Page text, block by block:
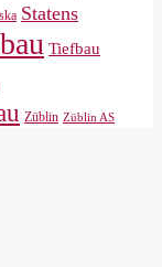
Statens
Tiefbau
Züblin Züblin AS